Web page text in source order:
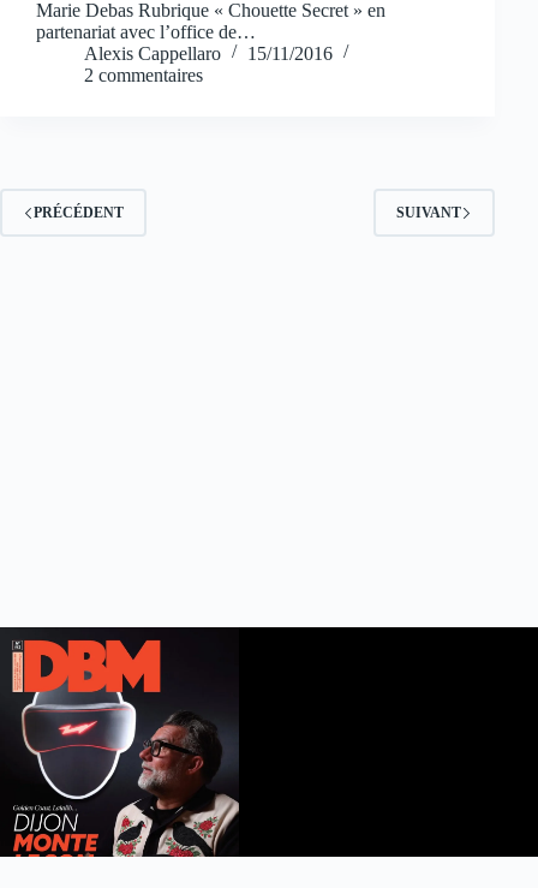
Marie Debas Rubrique « Chouette Secret » en
partenariat avec l’office de…
Alexis Cappellaro
15/11/2016
2 commentaires
PRÉCÉDENT SUIVANT